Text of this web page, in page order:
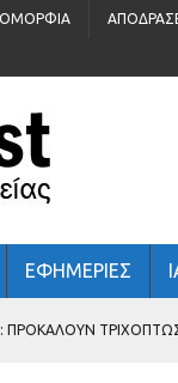
ΟΜΟΡΦΙΆ
ΕΦΗΜΕΡΙΕΣ
ΠΡΟΚΑΛΟΎΝ